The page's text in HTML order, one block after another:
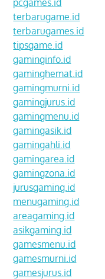
pcgames.id
terbarugame.id
terbarugames.id
tipsgame.id
gaminginfo.id
gaminghemat.id
gamingmurni.id
gamingjurus.id
gamingmenu.id
gamingasik.id
gamingahli.id
gamingarea.id
gamingzona.id
jurusgaming.id
menugaming.id
areagaming.id
asikgaming.id
gamesmenu.id
gamesmurni.id
gamesjurus.id